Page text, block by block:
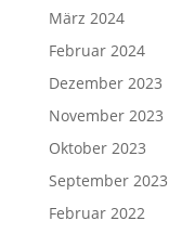
März 2024
Februar 2024
Dezember 2023
November 2023
Oktober 2023
September 2023
Februar 2022